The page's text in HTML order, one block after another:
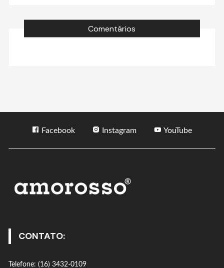
Comentários
Facebook Instagram YouTube
CONTATO:
Telefone: (16) 3432-0109